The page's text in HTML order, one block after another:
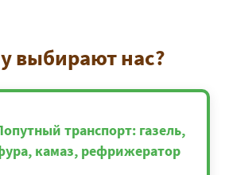
выбирают нас?
транспорт: газель,
камаз, рефрижератор